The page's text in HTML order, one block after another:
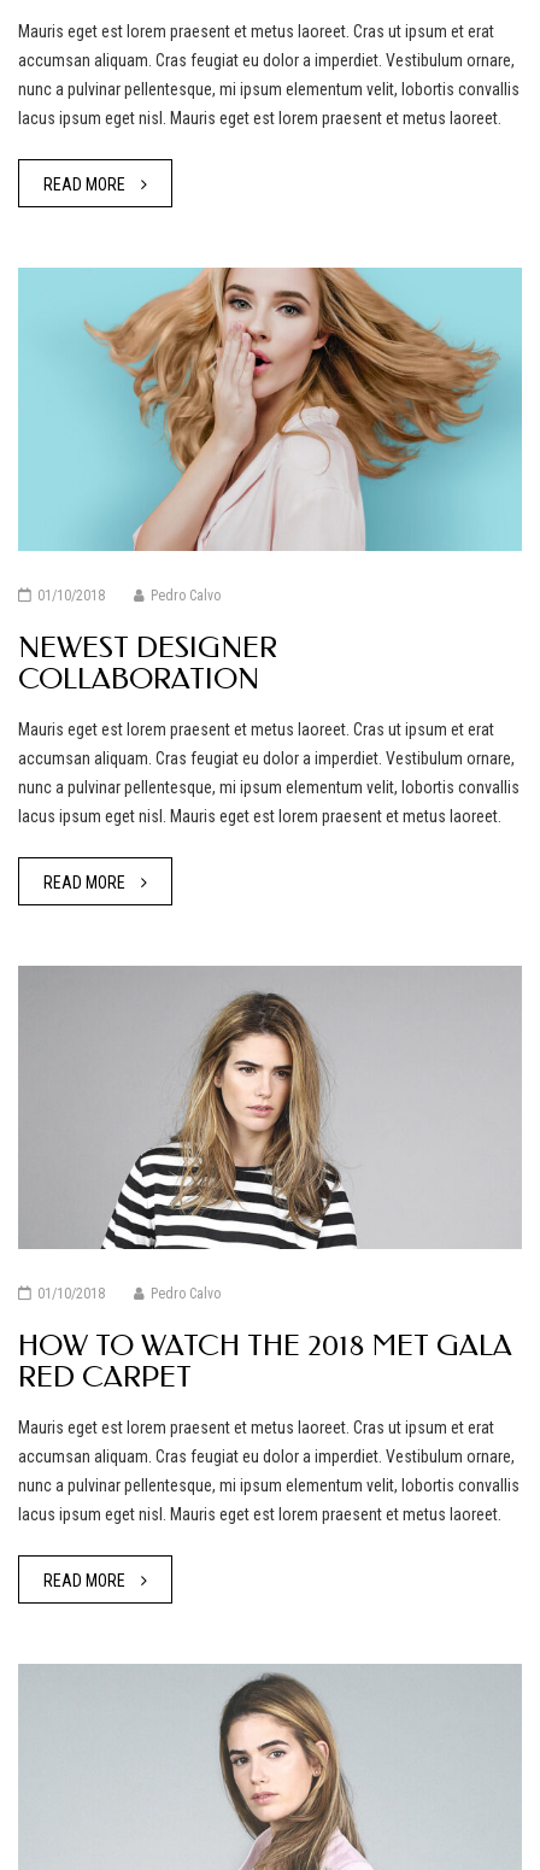
Mauris eget est lorem praesent et metus laoreet. Cras ut ipsum et erat
accumsan aliquam. Cras feugiat eu dolor a imperdiet. Vestibulum ornare,
nunc a pulvinar pellentesque, mi ipsum elementum velit, lobortis convallis
lacus ipsum eget nisl. Mauris eget est lorem praesent et metus laoreet.
READ MORE
01/10/2018 Pedro Calvo
NEWEST DESIGNER
COLLABORATION
Mauris eget est lorem praesent et metus laoreet. Cras ut ipsum et erat
accumsan aliquam. Cras feugiat eu dolor a imperdiet. Vestibulum ornare,
nunc a pulvinar pellentesque, mi ipsum elementum velit, lobortis convallis
lacus ipsum eget nisl. Mauris eget est lorem praesent et metus laoreet.
READ MORE
01/10/2018 Pedro Calvo
HOW TO WATCH THE 2018 MET GALA
RED CARPET
Mauris eget est lorem praesent et metus laoreet. Cras ut ipsum et erat
accumsan aliquam. Cras feugiat eu dolor a imperdiet. Vestibulum ornare,
nunc a pulvinar pellentesque, mi ipsum elementum velit, lobortis convallis
lacus ipsum eget nisl. Mauris eget est lorem praesent et metus laoreet.
READ MORE